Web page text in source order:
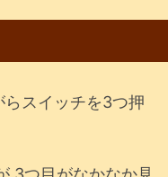
スイッチを3つ押